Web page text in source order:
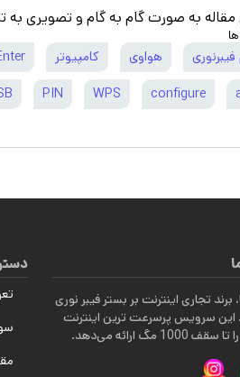
مقاله به صورت گام به گام و تصویری
هواوی کامپیوتر
configure
WPS
PIN
برند تجاری اینترنت بر بستر فیبر نوری
سرویس پرسرعت ترین اینترنت
1000 مگ ارائه می‌دهد.